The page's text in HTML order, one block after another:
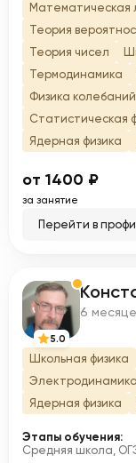
Математическая
Теория
Теория чисел
Термодинамика
Физика
Статистическая
Ядерная физика
от 1400 ₽
за занятие
Перейти в
К
5.0
6
Школьная физика
Электродинамика
Ядерная физика
Этапы обучения:
Средняя школа,